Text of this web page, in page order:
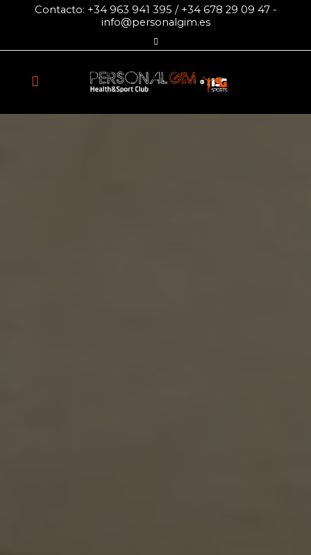
Contacto: +34 963 941 395 / +34 678 29 09 47-
info@personalgim.es